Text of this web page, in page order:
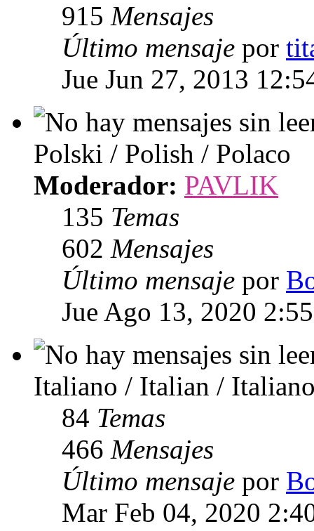
915 Mensajes
Último mensaje por
Jue Jun 27, 2013
Polski / Polish / Polaco
Moderador: PAVLIK
135 Temas
602 Mensajes
Último mensaje por
Jue Ago 13, 2020
Italiano / Italian /
84 Temas
466 Mensajes
Último mensaje por
Mar Feb 04, 2020